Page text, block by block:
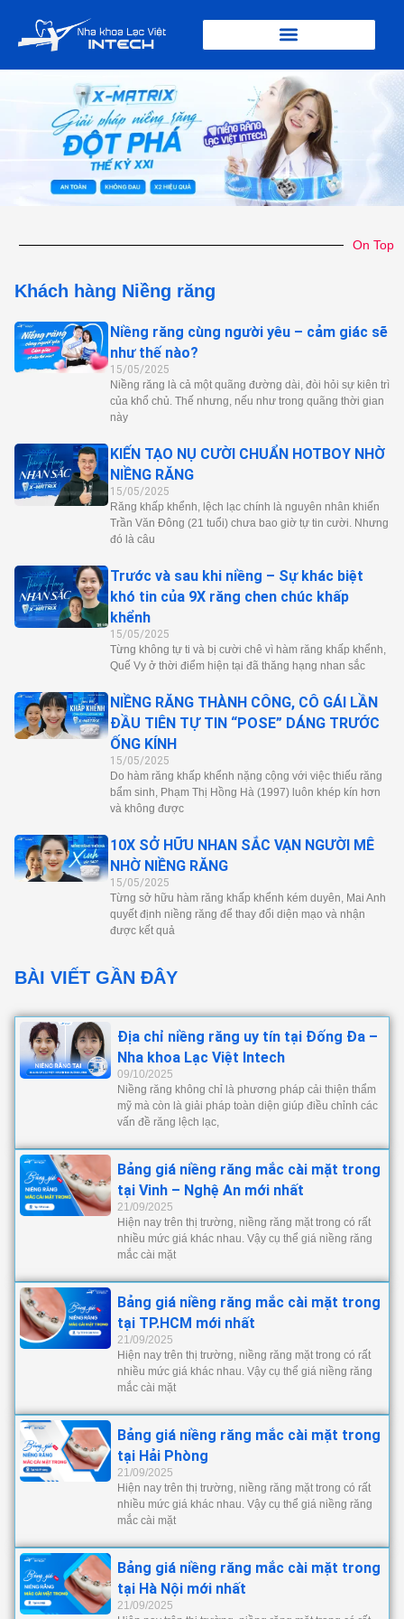
dung
On Top
Khách hàng Niềng răng
Niềng răng cùng người yêu – cảm giác sẽ
như thế nào?
15/05/2025
Niềng răng là cả một quãng đường dài, đòi hỏi sự kiên trì
của khổ chủ. Thế nhưng, nếu như trong quãng thời gian
này
KIẾN TẠO NỤ CƯỜI CHUẨN HOTBOY NHỜ
NIỀNG RĂNG
15/05/2025
Răng khấp khểnh, lệch lạc chính là nguyên nhân khiến
Trần Văn Đông (21 tuổi) chưa bao giờ tự tin cười. Nhưng
đó là câu
Trước và sau khi niềng – Sự khác biệt
khó tin của 9X răng chen chúc khấp
khểnh
15/05/2025
Từng không tự ti và bị cười chê vì hàm răng khấp khểnh,
Quế Vy ở thời điểm hiện tại đã thăng hạng nhan sắc
NIỀNG RĂNG THÀNH CÔNG, CÔ GÁI LẦN
ĐẦU TIÊN TỰ TIN “POSE” DÁNG TRƯỚC
ỐNG KÍNH
15/05/2025
Do hàm răng khấp khểnh nặng cộng với việc thiếu răng
bẩm sinh, Phạm Thị Hồng Hà (1997) luôn khép kín hơn
và không được
10X SỞ HỮU NHAN SẮC VẠN NGƯỜI MÊ
NHỜ NIỀNG RĂNG
15/05/2025
Từng sở hữu hàm răng khấp khểnh kém duyên, Mai Anh
quyết định niềng răng để thay đổi diện mạo và nhận
được kết quả
BÀI VIẾT GẦN ĐÂY
Địa chỉ niềng răng uy tín tại Đống Đa –
Nha khoa Lạc Việt Intech
09/10/2025
Niềng răng không chỉ là phương pháp cải thiện thẩm
mỹ mà còn là giải pháp toàn diện giúp điều chỉnh các
vấn đề răng lệch lạc,
Bảng giá niềng răng mắc cài mặt trong
tại Vinh – Nghệ An mới nhất
21/09/2025
Hiện nay trên thị trường, niềng răng mặt trong có rất
nhiều mức giá khác nhau. Vậy cụ thể giá niềng răng
mắc cài mặt
Bảng giá niềng răng mắc cài mặt trong
tại TP.HCM mới nhất
21/09/2025
Hiện nay trên thị trường, niềng răng mặt trong có rất
nhiều mức giá khác nhau. Vậy cụ thể giá niềng răng
mắc cài mặt
Bảng giá niềng răng mắc cài mặt trong
tại Hải Phòng
21/09/2025
Hiện nay trên thị trường, niềng răng mặt trong có rất
nhiều mức giá khác nhau. Vậy cụ thể giá niềng răng
mắc cài mặt
Bảng giá niềng răng mắc cài mặt trong
tại Hà Nội mới nhất
21/09/2025